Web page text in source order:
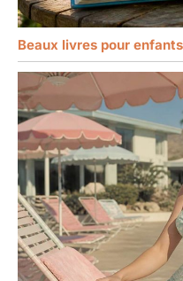
Beaux livres pour